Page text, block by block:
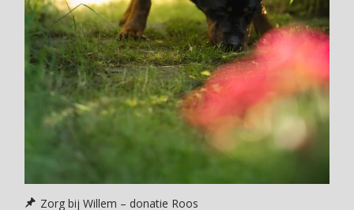
Zorg bij Willem – donatie Roos